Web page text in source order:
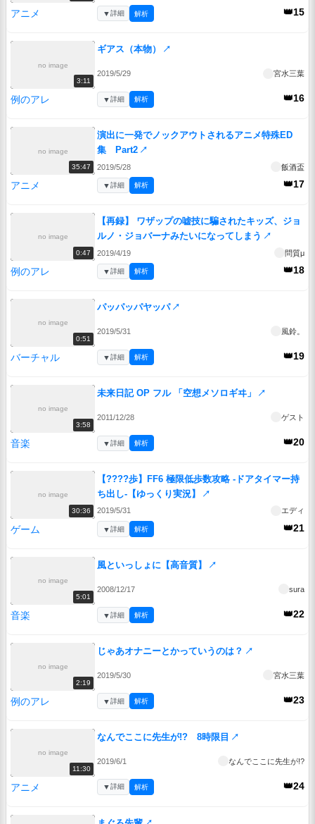
アニメ 👑15
▼詳細 解析
no image
3:11
ギアス（本物） ↗
2019/5/29 宮水三葉
例のアレ 👑16
▼詳細 解析
no image
35:47
演出に一発でノックアウトされるアニメ特殊ED
集 Part2 ↗
2019/5/28 飯酒盃
アニメ 👑17
▼詳細 解析
no image
0:47
【再録】 ワザップの嘘技に騙されたキッズ、ジョ
ルノ・ジョバーナみたいになってしまう ↗
2019/4/19 問質μ
例のアレ 👑18
▼詳細 解析
no image
0:51
パッパッパヤッパ ↗
2019/5/31 風鈴。
バーチャル 👑19
▼詳細 解析
no image
3:58
未来日記 OP フル 「空想メソロギヰ」 ↗
2011/12/28 ゲスト
音楽 👑20
▼詳細 解析
no image
30:36
【????歩】FF6 極限低歩数攻略 -ドアタイマー持
ち出し-【ゆっくり実況】
↗
2019/5/31 エディ
ゲーム 👑21
▼詳細 解析
no image
5:01
風といっしょに【高音質】 ↗
2008/12/17 sura
音楽 👑22
▼詳細 解析
no image
2:19
じゃあオナニーとかっていうのは？ ↗
2019/5/30 宮水三葉
例のアレ 👑23
▼詳細 解析
no image
11:30
なんでここに先生が!? 8時限目 ↗
2019/6/1 なんでここに先生が!?
アニメ 👑24
▼詳細 解析